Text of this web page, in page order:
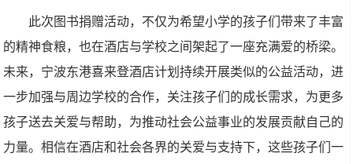
此次图书捐赠活动，不仅为希望小学的孩子们带来了丰富
的精神食粮，也在酒店与学校之间架起了一座充满爱的桥梁。
未来，宁波东港喜来登酒店计划持续开展类似的公益活动，进
一步加强与周边学校的合作，关注孩子们的成长需求，为更多
孩子送去关爱与帮助，为推动社会公益事业的发展贡献自己的
力量。相信在酒店和社会各界的关爱与支持下，这些孩子们一